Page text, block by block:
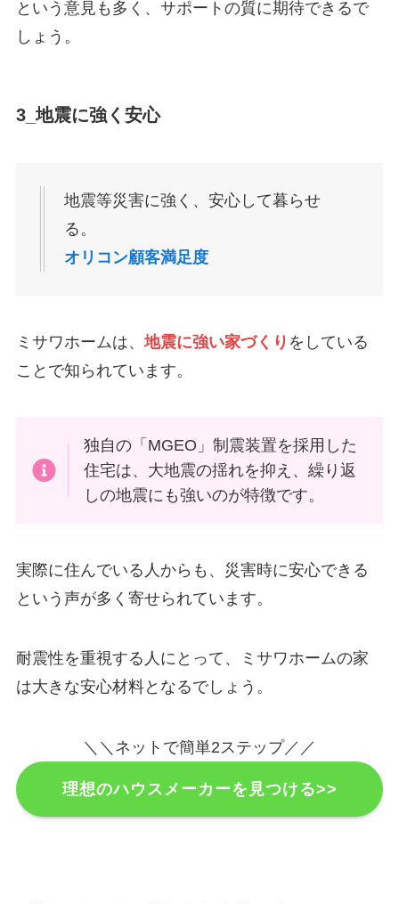
という意見も多く、サポートの質に期待できるで
しょう。
3_地震に強く安心
地震等災害に強く、安心して暮らせ
る。
オリコン顧客満足度
ミサワホームは、 地震に強い家づくり をしている
ことで知られています。
独自の「MGEO」制震装置を採用した
住宅は、大地震の揺れを抑え、繰り返
しの地震にも強いのが特徴です。
実際に住んでいる人からも、災害時に安心できる
という声が多く寄せられています。
耐震性を重視する人にとって、ミサワホームの家
は大きな安心材料となるでしょう。
＼＼ネットで簡単2ステップ／／
理想のハウスメーカーを見つける>>